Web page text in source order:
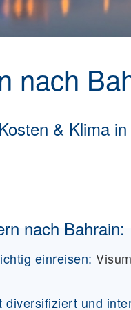
nach
& Klima
nach
einreisen:
diversifiziert und